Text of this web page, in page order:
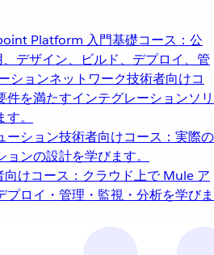
Platform 入門基礎コース：公
デザイン、ビルド、デプロイ、管
ションネットワーク技術者向けコ
を満たすインテグレーションソリ
。
ーション技術者向けコース：実際の
ンの設計を学びます。
向けコース：クラウド上で Mule ア
ロイ・管理・監視・分析を学びま